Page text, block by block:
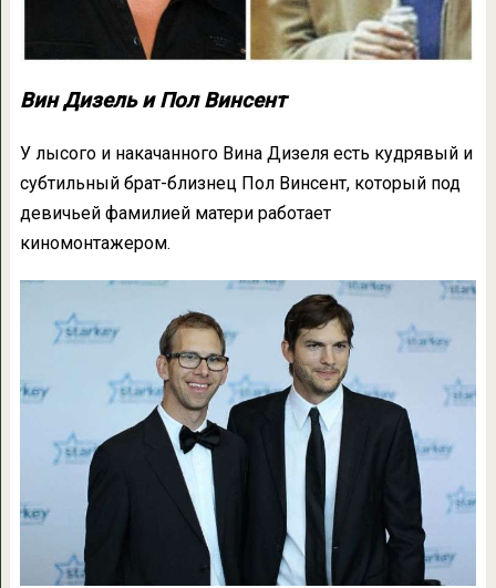
Вин Дизель и Пол Винсент
У лысого и накачанного Вина Дизеля есть кудрявый и
субтильный брат-близнец Пол Винсент, который под
девичьей фамилией матери работает
киномонтажером.